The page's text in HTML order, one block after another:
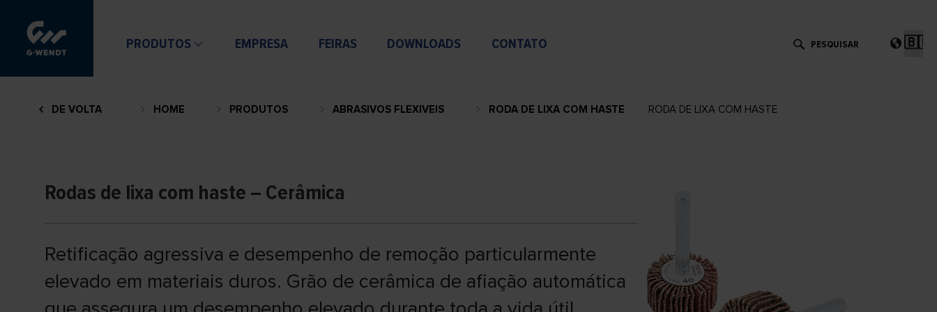
PRODUTOS EMPRESA FEIRAS DOWNLOADS CONTATO
um
DE VOLTA HOME PRODUTOS ABRASIVOS FLEXIVEIS RODA DE LIXA COM HASTE RODA DE LIXA COM HASTE
Rodas de lixa com haste – Cerâmica
Retificação agressiva e desempenho de remoção particularmente
elevado em materiais duros. Grão de cerâmica de afiação automática